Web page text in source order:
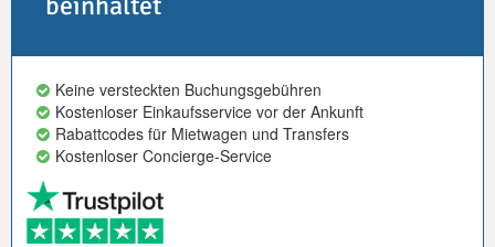
Keine versteckten Buchungsgebühren
Kostenloser Einkaufsservice vor der Ankunft
Rabattcodes für Mietwagen und Transfers
Kostenloser Concierge-Service